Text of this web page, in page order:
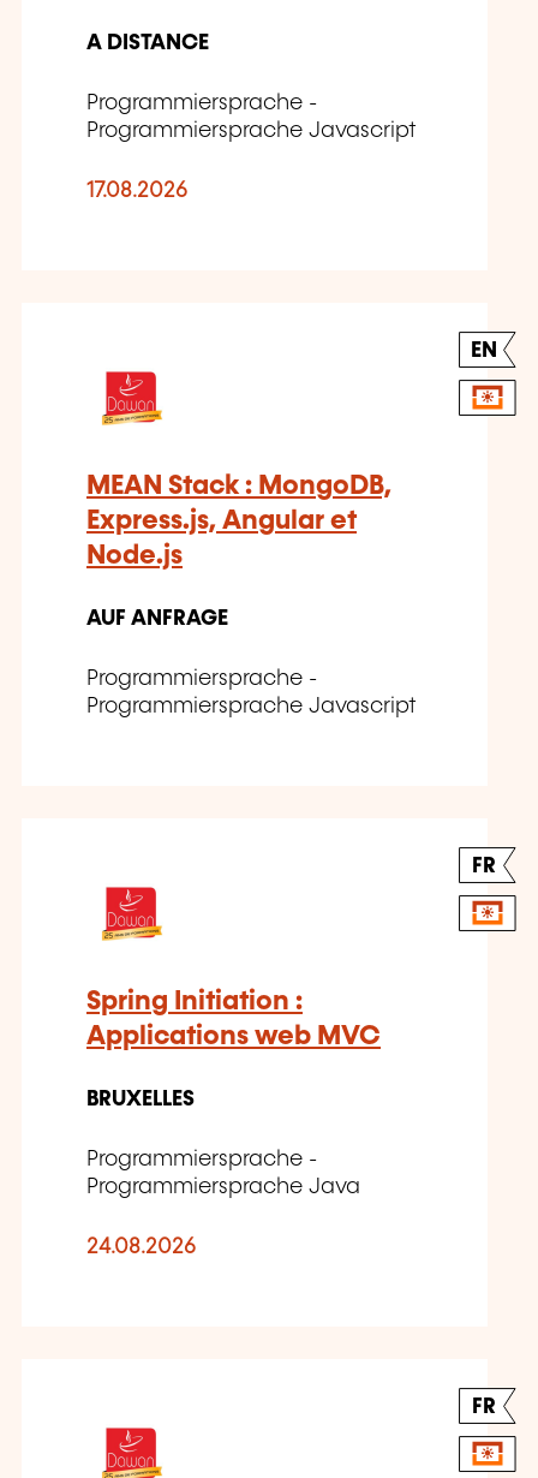
A DISTANCE
Programmiersprache -
Programmiersprache Javascript
17.08.2026
EN
MEAN Stack : MongoDB,
Express.js, Angular et
Node.js
AUF ANFRAGE
Programmiersprache -
Programmiersprache Javascript
FR
Spring Initiation :
Applications web MVC
BRUXELLES
Programmiersprache -
Programmiersprache Java
24.08.2026
FR